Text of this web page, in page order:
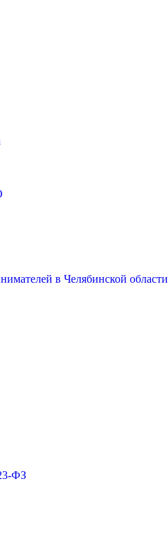
в Челябинской области
ФЗ